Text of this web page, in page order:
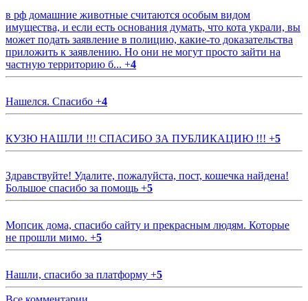
в рф домашние животные считаются особым видом
имущества, и если есть основания думать, что кота украли, вы
может подать заявление в полицию, какие-то доказательства
приложить к заявлению. Но они не могут просто зайти на
частную территорию б... +4
Нашелся. Спасибо +4
КУЗЮ НАШЛИ !!! СПАСИБО ЗА ПУБЛИКАЦИЮ !!! +5
Здравствуйте! Удалите, пожалуйста, пост, кошечка найдена!
Большое спасибо за помощь +5
Мопсик дома, спасибо сайту и прекрасным людям. Которые
не прошли мимо. +5
Нашли, спасибо за платформу +5